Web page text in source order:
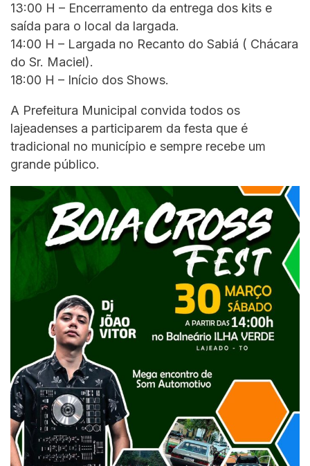
13:00 H – Encerramento da entrega dos kits e
saída para o local da largada.
14:00 H – Largada no Recanto do Sabiá ( Chácara
do Sr. Maciel).
18:00 H – Início dos Shows.
A Prefeitura Municipal convida todos os
lajeadenses a participarem da festa que é
tradicional no município e sempre recebe um
grande público.